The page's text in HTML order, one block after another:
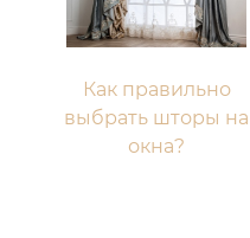
Как правильно
выбрать шторы на
окна?